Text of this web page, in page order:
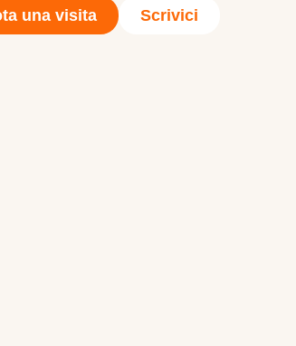
una visita Scrivici